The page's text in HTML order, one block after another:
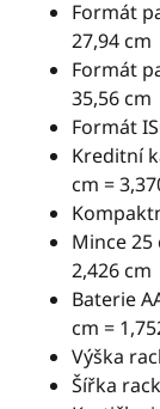
Formát
27,94 cm
Formát
35,56 cm
Formát
Kreditní
cm =
Mince 25
2,426 cm
Baterie
cm =
Výška
Šířka